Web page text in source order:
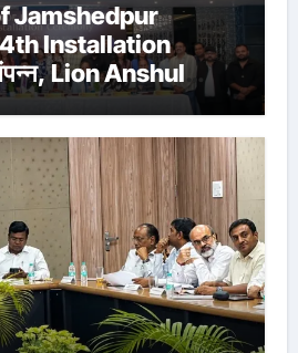
Jamshedpur
Installation
Lion Anshul
अध्यक्ष पद